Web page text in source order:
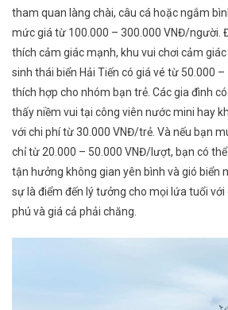
tham quan làng chài, câu cá hoặc ngắm
mức giá từ 100.000 – 300.000 VNĐ/người.
thích cảm giác mạnh, khu vui chơi cảm
sinh thái biển Hải Tiến có giá vé từ 50.000
thích hợp cho nhóm bạn trẻ. Các gia đình
thấy niềm vui tại công viên nước mini hay
với chi phí từ 30.000 VNĐ/trẻ. Và nếu bạn
chỉ từ 20.000 – 50.000 VNĐ/lượt, bạn có
tận hưởng không gian yên bình và gió biển
sự là điểm đến lý tưởng cho mọi lứa tuổi
phú và giá cả phải chăng.